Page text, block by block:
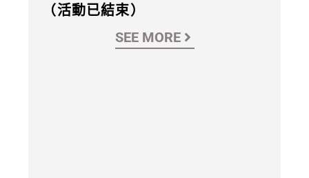
（活動已結束）
SEE MORE